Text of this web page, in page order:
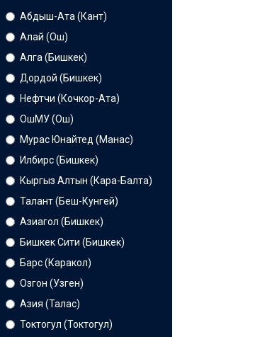
Абдыш-Ата (Кант)
Алай (Ош)
Алга (Бишкек)
Дордой (Бишкек)
Нефтчи (Кочкор-Ата)
ОшМУ (Ош)
Мурас Юнайтед (Манас)
Илбирс (Бишкек)
Кыргыз Алтын (Кара-Балта)
Талант (Беш-Кунгей)
Азиагол (Бишкек)
Бишкек Сити (Бишкек)
Барс (Каракол)
Озгон (Узген)
Азия (Талас)
Токтогул (Токтогул)